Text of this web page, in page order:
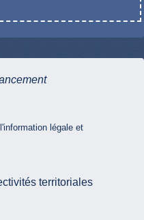
légale et
territoriales